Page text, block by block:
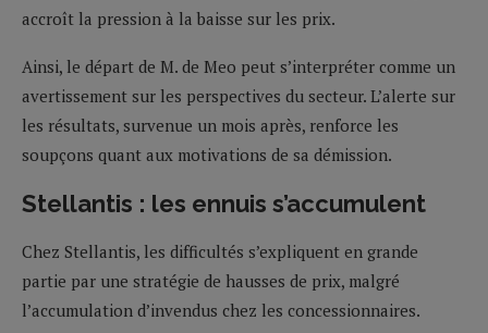
accroît la pression à la baisse sur les prix.
Ainsi, le départ de M. de Meo peut s’interpréter comme un
avertissement sur les perspectives du secteur. L’alerte sur
les résultats, survenue un mois après, renforce les
soupçons quant aux motivations de sa démission.
Stellantis : les ennuis s’accumulent
Chez Stellantis, les difficultés s’expliquent en grande
partie par une stratégie de hausses de prix, malgré
l’accumulation d’invendus chez les concessionnaires.